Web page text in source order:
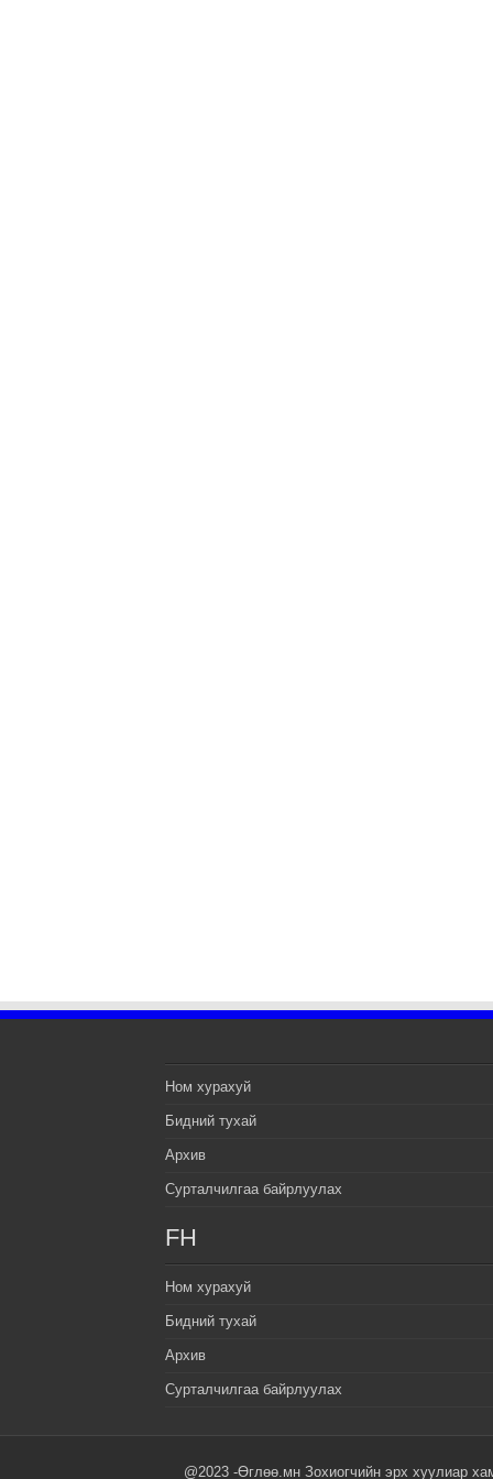
Ном хурахуй
Бидний тухай
Архив
Сурталчилгаа байрлуулах
FH
Ном хурахуй
Бидний тухай
Архив
Сурталчилгаа байрлуулах
@2023 -Өглөө.мн Зохиогчийн эрх хуулиар